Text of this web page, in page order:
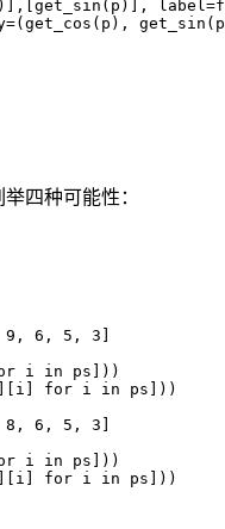
) ] , [get_sin ( p ) ] , label =
=(get_cos ( p ) , get_sin ( p
四种可能性：
9 , 6 , 5 , 3 ]
i in ps ] ) )
] [ i ] for i in ps ] ) )
8 , 6 , 5 , 3 ]
i in ps ] ) )
] [ i ] for i in ps ] ) )